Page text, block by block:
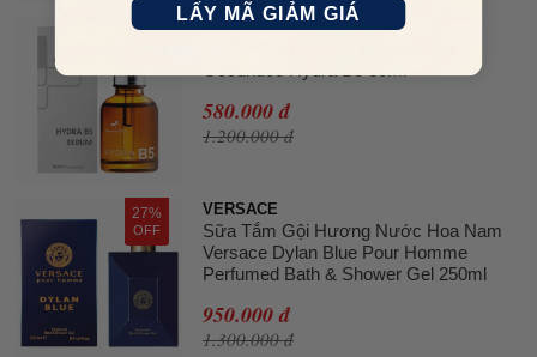
52% GOODNDOC
580.000 đ
1.200.000 đ
27%
OFF
VERSACE
Sữa Tắm Gội Hương Nước Hoa Nam
Versace Dylan Blue Pour Homme
Perfumed Bath & Shower Gel 250ml
950.000 đ
1.300.000 đ
LẤY MÃ GIẢM GIÁ